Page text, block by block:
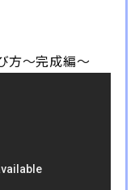
方～完成編～